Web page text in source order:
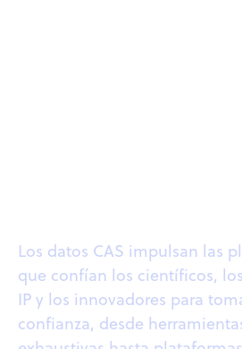
Los datos CAS impulsan las
que confían los científicos,
IP y los innovadores para
confianza, desde